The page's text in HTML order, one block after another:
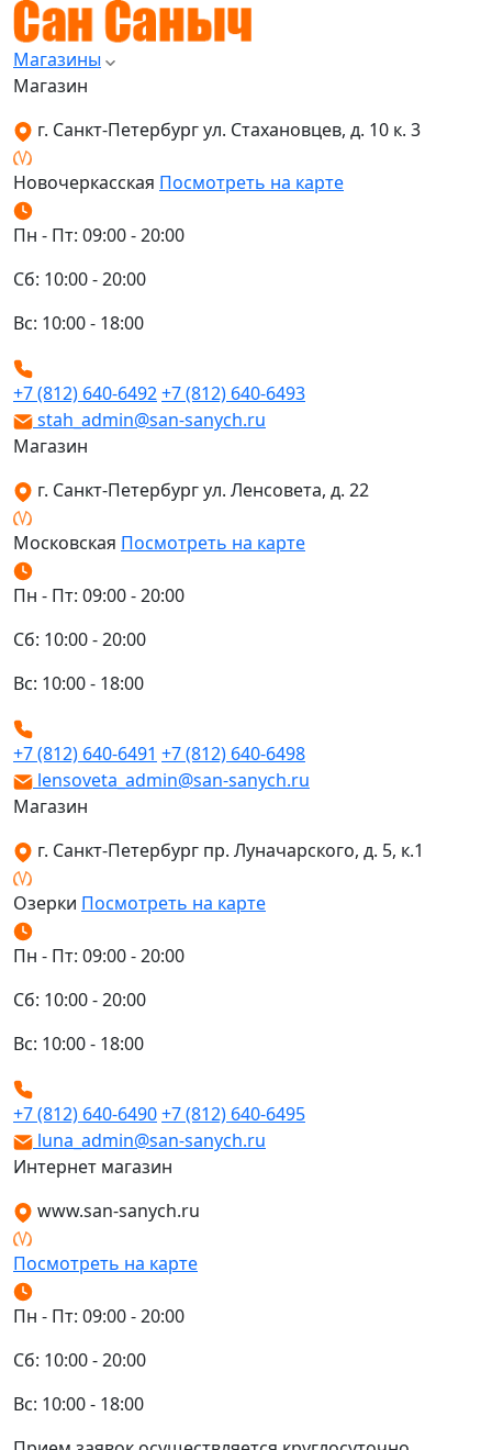
Магазины
Магазин
г. Санкт-Петербург ул. Стахановцев, д. 10 к. 3
Новочеркасская Посмотреть на карте
Пн - Пт: 09:00 - 20:00
Сб: 10:00 - 20:00
Вс: 10:00 - 18:00
+7 (812) 640-6492+7 (812) 640-6493
stah_admin@san-sanych.ru
Магазин
г. Санкт-Петербург ул. Ленсовета, д. 22
Московская Посмотреть на карте
Пн - Пт: 09:00 - 20:00
Сб: 10:00 - 20:00
Вс: 10:00 - 18:00
+7 (812) 640-6491 +7 (812) 640-6498
lensoveta_admin@san-sanych.ru
Магазин
г. Санкт-Петербург пр. Луначарского, д. 5, к.1
Озерки Посмотреть на карте
Пн - Пт: 09:00 - 20:00
Сб: 10:00 - 20:00
Вс: 10:00 - 18:00
+7 (812) 640-6490+7 (812) 640-6495
luna_admin@san-sanych.ru
Интернет магазин
www.san-sanych.ru
Посмотреть на карте
Пн - Пт: 09:00 - 20:00
Сб: 10:00 - 20:00
Вс: 10:00 - 18:00